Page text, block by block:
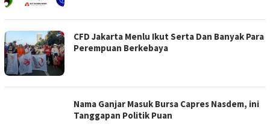
CFD Jakarta Menlu Ikut Serta Dan Banyak Para
Perempuan Berkebaya
Nama Ganjar Masuk Bursa Capres Nasdem, ini
Tanggapan Politik Puan